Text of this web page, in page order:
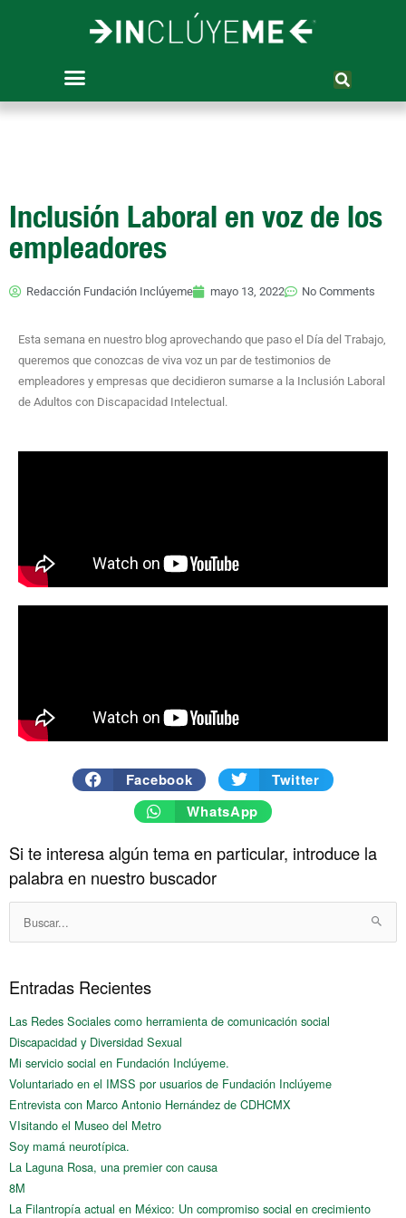
Inclusión Laboral en voz de los
empleadores
Redacción Fundación Inclúyeme mayo 13, 2022 No Comments
Esta semana en nuestro blog aprovechando que paso el Día del Trabajo,
queremos que conozcas de viva voz un par de testimonios de
empleadores y empresas que decidieron sumarse a la Inclusión Laboral
de Adultos con Discapacidad Intelectual.
Facebook
Twitter
WhatsApp
Si te interesa algún tema en particular, introduce la
palabra en nuestro buscador
Buscar:
Entradas Recientes
Las Redes Sociales como herramienta de comunicación social
Discapacidad y Diversidad Sexual
Mi servicio social en Fundación Inclúyeme.
Voluntariado en el IMSS por usuarios de Fundación Inclúyeme
Entrevista con Marco Antonio Hernández de CDHCMX
VIsitando el Museo del Metro
Soy mamá neurotípica.
La Laguna Rosa, una premier con causa
8M
La Filantropía actual en México: Un compromiso social en crecimiento
Historico